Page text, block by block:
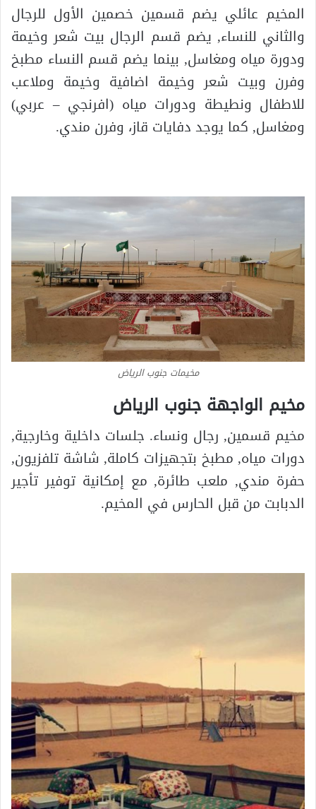
المخيم عائلي يضم قسمين خصمين الأول للرجال
والثاني للنساء, يضم قسم الرجال بيت شعر وخيمة
ودورة مياه ومغاسل, بينما يضم قسم النساء مطبخ
وفرن وبيت شعر وخيمة اضافية وخيمة وملاعب
للاطفال ونطيطة ودورات مياه (افرنجي – عربي)
ومغاسل, كما يوجد دفايات قاز، وفرن مندي.
مخيمات جنوب الرياض
مخيم الواجهة جنوب الرياض
مخيم قسمين, رجال ونساء. جلسات داخلية وخارجية,
دورات مياه, مطبخ بتجهيزات كاملة, شاشة تلفزيون,
حفرة مندي, ملعب طائرة, مع إمكانية توفير تأجير
الدبابت من قبل الحارس في المخيم.